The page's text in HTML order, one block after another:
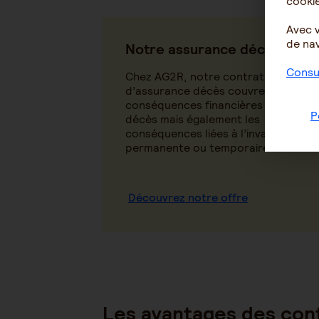
Notre assurance décès
Chez AG2R, notre contrat
d’assurance décès couvre à la fois les
conséquences financières liées à
décès mais également les
conséquences liées à l’invalidité
permanente ou temporaire.
Découvrez notre offre
Les avantages des
Avec
de